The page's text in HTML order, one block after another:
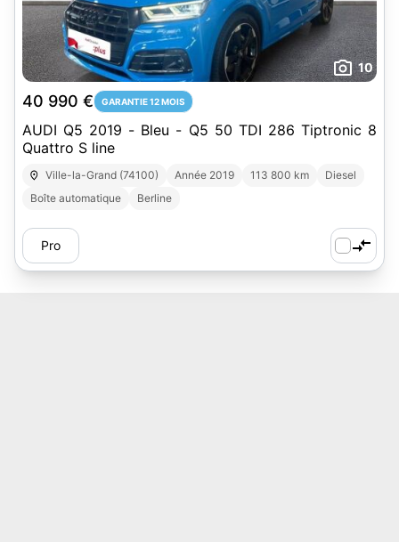
10
40 990 € GARANTIE 12 MOIS
AUDI Q5 2019 - Bleu - Q5 50 TDI 286 Tiptronic 8
Quattro S line
Ville-la-Grand (74100) Année 2019 113 800 km
Diesel
Boîte automatique
Berline
Pro